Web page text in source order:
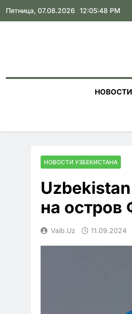
Skip
Пятница, 07.08.2026 12:05:49 PM
НОВОСТИ УЗБЕКИСТАНА
на остров
Vaib.uz 11.09.2024